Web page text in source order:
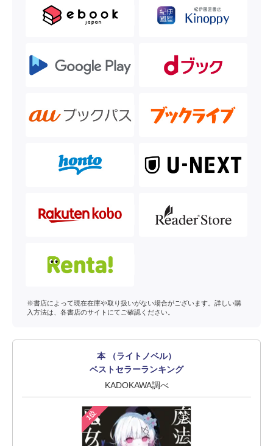
※書店によって現在在庫や取り扱いがない場合がございます。詳しい購
入方法は、各書店のサイトにてご確認ください。
本 （ライトノベル）
ベストセラーランキング
KADOKAWA調べ
1位